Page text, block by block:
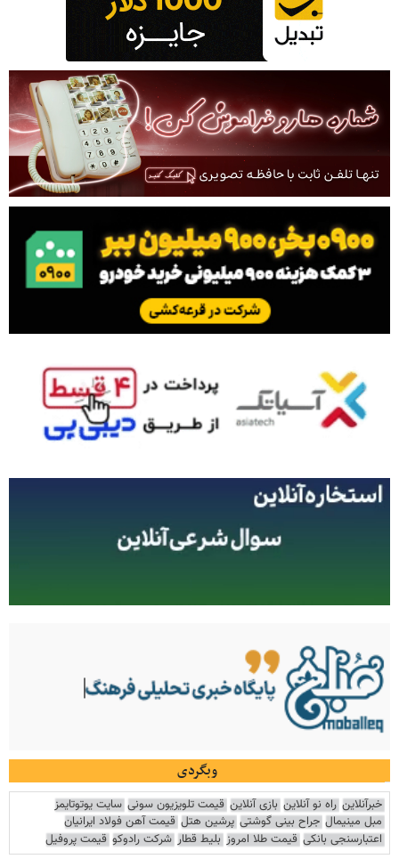
وبگردی
خبرآنلاین راه نو آنلاین بازی آنلاین قیمت تلویزیون سونی سایت یوتوتایمز
مبل مینیمال جراح بینی گوشتی پرشین هتل قیمت آهن فولاد ایرانیان
اعتبارسنجی بانکی قیمت طلا امروز بلیط قطار شرکت رادوکو قیمت پروفیل